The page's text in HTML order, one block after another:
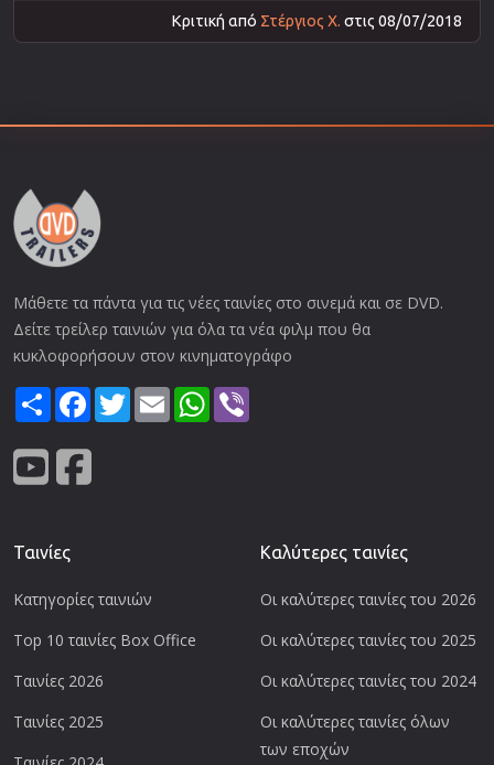
Κριτική από Στέργιος Χ. στις 08/07/2018
Μάθετε τα πάντα για τις νέες ταινίες στο σινεμά και σε DVD.
Δείτε τρείλερ ταινιών για όλα τα νέα φιλμ που θα
κυκλοφορήσουν στον κινηματογράφο
ShareFacebook
TwitterEmail WhatsApp
Ταινίες
Κατηγορίες ταινιών
Top 10 ταινίες Box Office
Ταινίες 2026
Ταινίες 2025
Καλύτερες ταινίες
Οι καλύτερες ταινίες του 2026
Οι καλύτερες ταινίες του 2025
Οι καλύτερες ταινίες του 2024
Οι καλύτερες ταινίες όλων
των εποχών